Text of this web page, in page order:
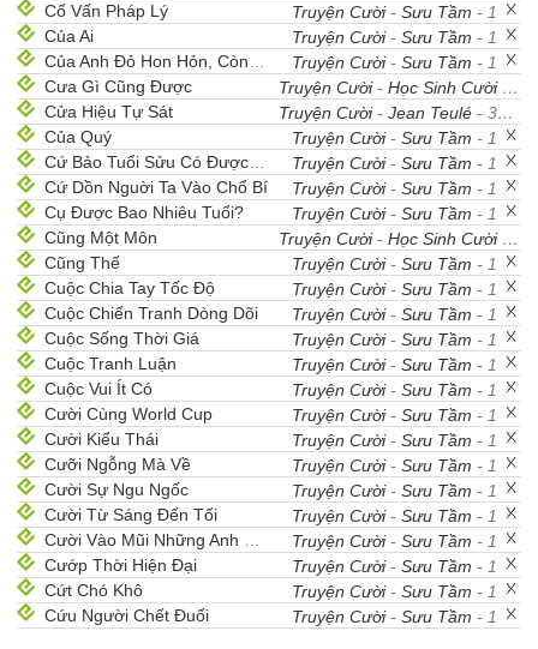
Cố Vấn Pháp Lý
Truyện Cười- Sưu Tầm - 1
Của Ai
Truyện Cười- Sưu Tầm - 1
Của Anh Đỏ Hon Hỏn, Còn Của Em Đầy Lông Là Lông
Truyện Cười- Sưu Tầm - 1
Cưa Gì Cũng Được
Truyện Cười-Học Sinh Cười- 1
Cửa Hiệu Tự Sát
Truyện Cười-Jean Teulé - 35
Của Quý
Truyện Cười- Sưu Tầm - 1
Cứ Bảo Tuổi Sửu Có Được Không?
Truyện Cười- Sưu Tầm - 1
Cứ Dồn Nguời Ta Vào Chổ Bí
Truyện Cười- Sưu Tầm - 1
Cụ Được Bao Nhiêu Tuổi?
Truyện Cười- Sưu Tầm - 1
Cũng Một Môn
Truyện Cười-Học Sinh Cười- 1
Cũng Thế
Truyện Cười- Sưu Tầm - 1
Cuộc Chia Tay Tốc Độ
Truyện Cười- Sưu Tầm - 1
Cuộc Chiến Tranh Dòng Dõi
Truyện Cười- Sưu Tầm - 1
Cuộc Sống Thời Giá
Truyện Cười- Sưu Tầm - 1
Cuộc Tranh Luận
Truyện Cười- Sưu Tầm - 1
Cuộc Vui Ít Có
Truyện Cười- Sưu Tầm - 1
Cười Cùng World Cup
Truyện Cười- Sưu Tầm - 1
Cười Kiểu Thái
Truyện Cười- Sưu Tầm - 1
Cưỡi Ngỗng Mà Về
Truyện Cười- Sưu Tầm - 1
Cười Sự Ngu Ngốc
Truyện Cười- Sưu Tầm - 1
Cười Từ Sáng Đến Tối
Truyện Cười- Sưu Tầm - 1
Cười Vào Mũi Những Anh Chồng
Truyện Cười- Sưu Tầm - 1
Cướp Thời Hiện Đại
Truyện Cười- Sưu Tầm - 1
Cứt Chó Khô
Truyện Cười- Sưu Tầm - 1
Cứu Người Chết Đuối
Truyện Cười- Sưu Tầm - 1